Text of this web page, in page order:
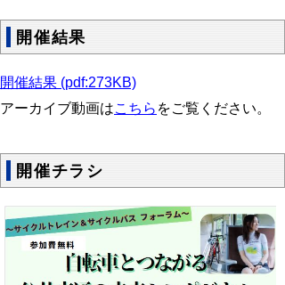
開催結果
開催結果 (pdf:273KB)
アーカイブ動画はこちら をご覧ください。
開催チラシ